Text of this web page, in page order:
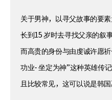
关于男神，以寻父故事的要
长到15 岁时去寻找父亲的叙
而高贵的身份与由虔诚许愿
功业- 坐定为神”这种英雄传
且比较常见，这可以说是韩